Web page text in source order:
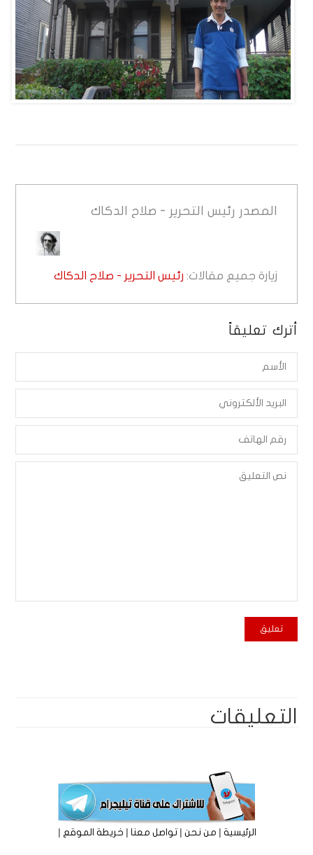
المصدر رئيس التحرير - صلاح الدكاك
زيارة جميع مقالات: رئيس التحرير - صلاح الدكاك
أترك تعليقاً
التعليقات
الرئيسية|من نحن|تواصل معنا|خريطة الموقع |